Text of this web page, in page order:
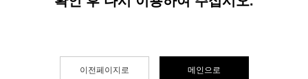
이전페이지로 메인으로